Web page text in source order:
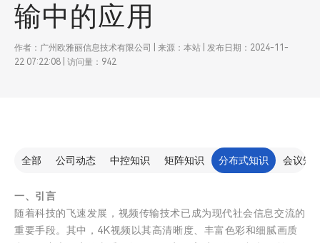
输中的应用
作者：广州欧雅丽信息技术有限公司 | 来源：本站 | 发布日期：2024-11-
22 07:22:08 | 访问量：942
全部 公司动态 中控知识 矩阵知识 分布式知识 会议知
一、引言
随着科技的飞速发展，视频传输技术已成为现代社会信息交流的
重要手段。其中，4K视频以其高清晰度、丰富色彩和细腻画质